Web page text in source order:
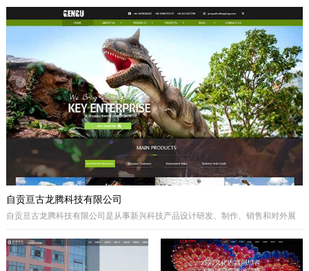
More
自贡亘古龙腾科技有限公司
自贡亘古龙腾科技有限公司是从事新兴科技产品设计研发、制作、销售和对外展
架、仿真远古植物、埋藏挖掘现场和行走恐龙服等仿真产品，现已成为行业内的
领军企业。